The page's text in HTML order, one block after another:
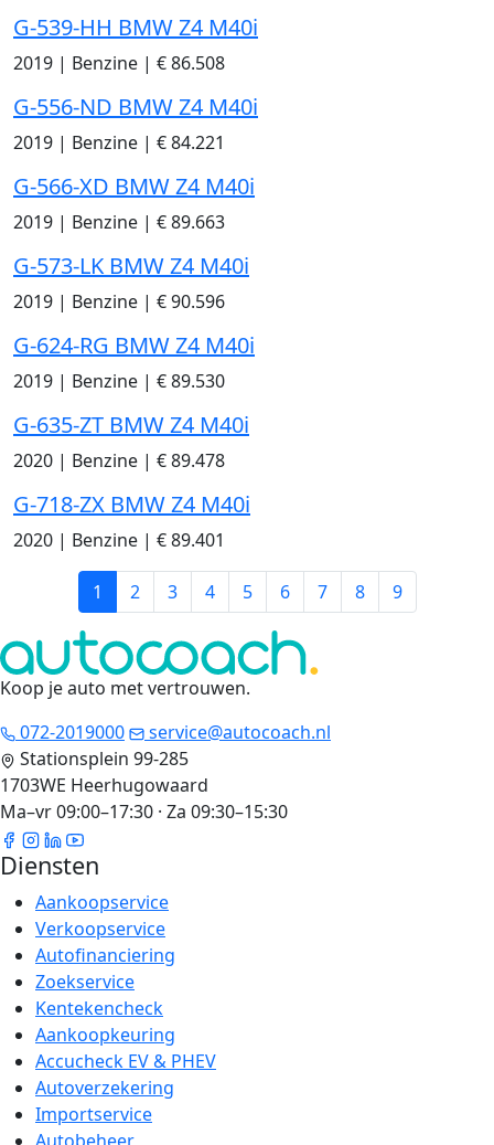
G-539-HH BMW Z4 M40i
2019 | Benzine | € 86.508
G-556-ND BMW Z4 M40i
2019 | Benzine | € 84.221
G-566-XD BMW Z4 M40i
2019 | Benzine | € 89.663
G-573-LK BMW Z4 M40i
2019 | Benzine | € 90.596
G-624-RG BMW Z4 M40i
2019 | Benzine | € 89.530
G-635-ZT BMW Z4 M40i
2020 | Benzine | € 89.478
G-718-ZX BMW Z4 M40i
2020 | Benzine | € 89.401
1 2 3 4 5 6 7 8 9
Koop je auto met vertrouwen.
072-2019000
service@autocoach.nl
Stationsplein 99-285
1703WE Heerhugowaard
Ma–vr 09:00–17:30 · Za 09:30–15:30
Diensten
Aankoopservice
Verkoopservice
Autofinanciering
Zoekservice
Kentekencheck
Aankoopkeuring
Accucheck EV & PHEV
Autoverzekering
Importservice